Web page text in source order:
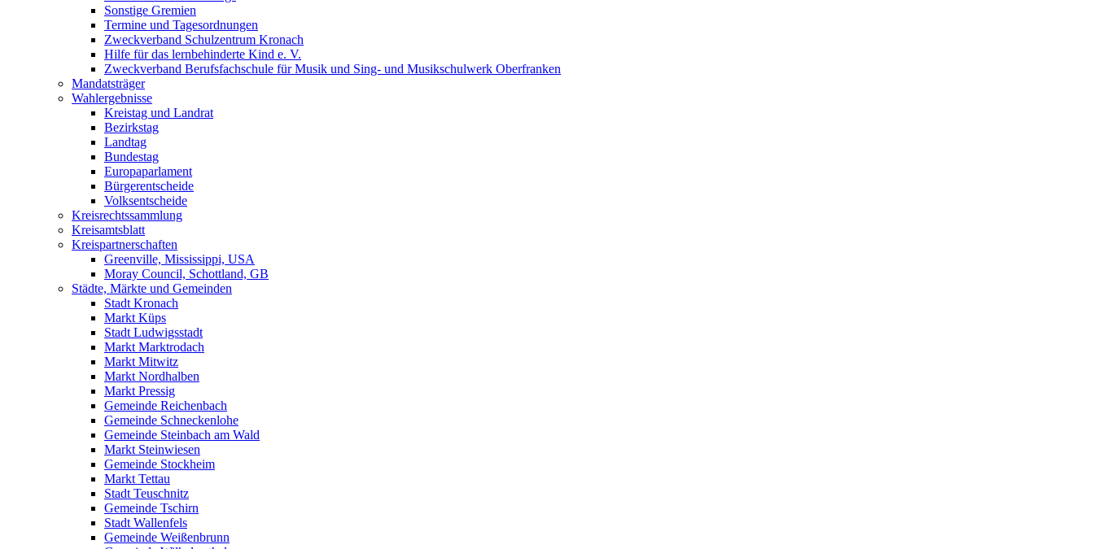
Sonstige Gremien
Termine und Tagesordnungen
Zweckverband Schulzentrum Kronach
Hilfe für das lernbehinderte Kind e. V.
Zweckverband Berufsfachschule für Musik und Sing- und Musikschulwerk Oberfranken
Mandatsträger
Wahlergebnisse
Kreistag und Landrat
Bezirkstag
Landtag
Bundestag
Europaparlament
Bürgerentscheide
Volksentscheide
Kreisrechtssammlung
Kreisamtsblatt
Kreispartnerschaften
Greenville, Mississippi, USA
Moray Council, Schottland, GB
Städte, Märkte und Gemeinden
Stadt Kronach
Markt Küps
Stadt Ludwigsstadt
Markt Marktrodach
Markt Mitwitz
Markt Nordhalben
Markt Pressig
Gemeinde Reichenbach
Gemeinde Schneckenlohe
Gemeinde Steinbach am Wald
Markt Steinwiesen
Gemeinde Stockheim
Markt Tettau
Stadt Teuschnitz
Gemeinde Tschirn
Stadt Wallenfels
Gemeinde Weißenbrunn